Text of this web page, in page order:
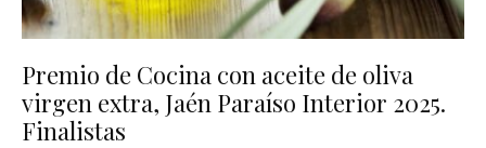
Premio de Cocina con aceite de oliva
virgen extra, Jaén Paraíso Interior 2025.
Finalistas